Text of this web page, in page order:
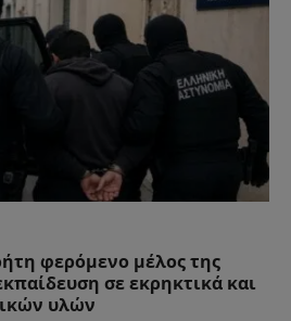
φερόμενο μέλος της
σε εκρηκτικά και
υλών